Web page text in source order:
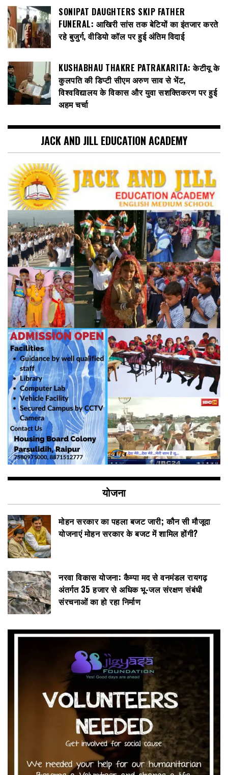
SONIPAT DAUGHTERS SKIP FATHER
FUNERAL: आखिरी सांस तक बेटियों का इंतजार करते
रहे बुजुर्ग, वीडियो कॉल पर हुई अंतिम विदाई
KUSHABHAU THAKRE PATRAKARITA: केटीयू के
कुलपति की डिप्टी सीएम अरुण साव से भेंट,
विश्वविद्यालय के विकास और युवा सशक्तिकरण पर हुई
अहम चर्चा
JACK AND JILL EDUCATION ACADEMY
योजना
मोहन सरकार का पहला बजट जारी; कौन सी मौजूदा
योजनाएं मोहन सरकार के बजट में शामिल होंगी?
नरवा विकास योजना: कैम्पा मद से वनमंडल रायगढ़
अंतर्गत 35 हजार से अधिक भू-जल संरक्षण संबंधी
संरचनाओं का हो रहा निर्माण